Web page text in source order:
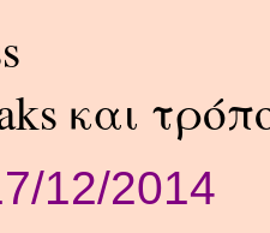
και
12/2014